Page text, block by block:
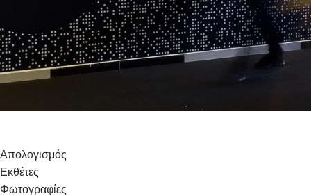
Απολογισμός
Εκθέτες
Φωτογραφίες